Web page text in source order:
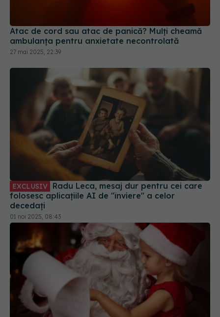
Atac de cord sau atac de panică? Mulți cheamă
ambulanța pentru anxietate necontrolată
27 mai 2025, 22:39
EXCLUSIV
folosesc aplicațiile AI de "înviere" a celor
decedați
01 noi 2025, 08:43